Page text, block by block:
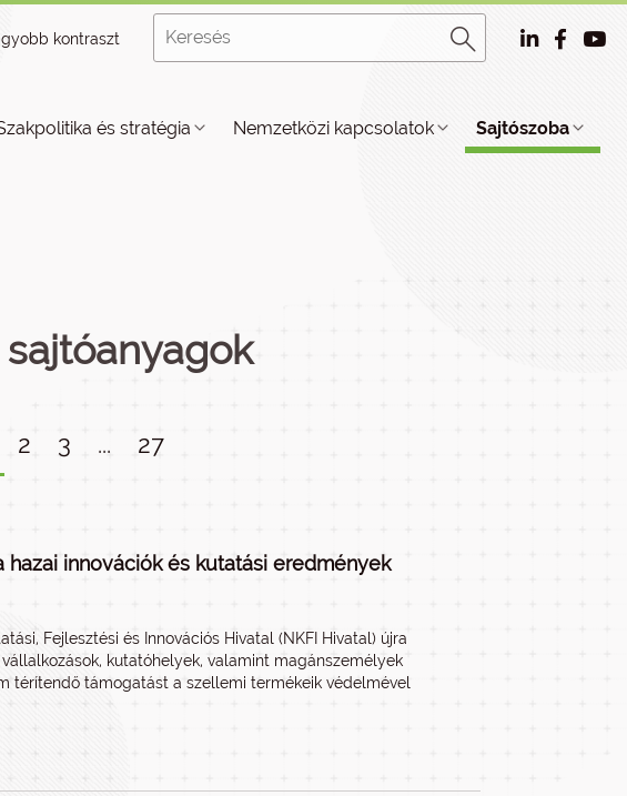
kontraszt
és stratégia Nemzetközi kapcsolatok Sajtószoba
2 3 ... 27
innovációk és kutatási eredmények
Fejlesztési és Innovációs Hivatal (NKFI Hivatal) újra
kutatóhelyek, valamint magánszemélyek
térítendő támogatást a szellemi termékeik védelmével